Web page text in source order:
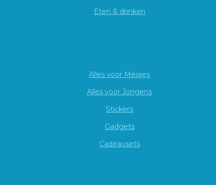
Eten & drinken
Alles voor Meisjes
Alles voor Jongens
Stickers
Gadgets
Cadeausets